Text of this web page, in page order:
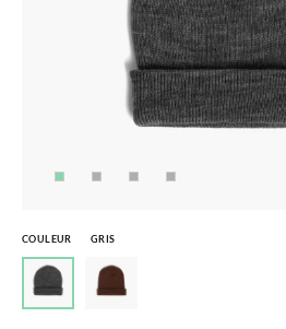
COULEUR GRIS